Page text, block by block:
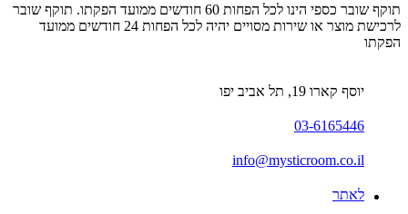
תוקף שובר כספי הינו לכל הפחות 60 חודשים ממועד הפקתו. תוקף שובר
לרכישת מוצר או שירות מסויים יהיה לכל הפחות 24 חודשים ממועד
הפקתו
יוסף קארו 19, תל אביב יפו
03-6165446
info@mysticroom.co.il
לאתר